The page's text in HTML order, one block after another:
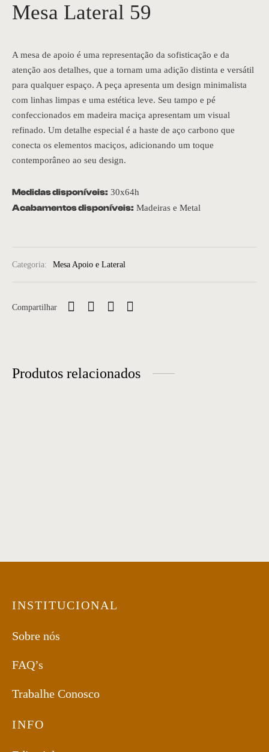
Mesa Lateral 59
A mesa de apoio é uma representação da sofisticação e da
atenção aos detalhes, que a tornam uma adição distinta e versátil
para qualquer espaço. A peça apresenta um design minimalista
com linhas limpas e uma estética leve. Seu tampo e pé
confeccionados em madeira maciça apresentam um visual
refinado. Um detalhe especial é a haste de aço carbono que
conecta os elementos maciços, adicionando um toque
contemporâneo ao seu design.
Medidas disponíveis: 30x64h
Acabamentos disponíveis: Madeiras e Metal
Categoria: Mesa Apoio e Lateral
Compartilhar
Produtos relacionados
INSTITUCIONAL
Sobre nós
FAQ’s
Trabalhe Conosco
INFO